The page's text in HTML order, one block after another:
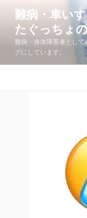
へ
難病・車
たぐっちょ
難病・身体障害者とし
グにしています。